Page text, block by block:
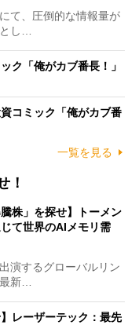
て、圧倒的な情報量が
し…
ク「俺がカブ番長！」
コミック「俺がカブ番
一覧を見る
！
株」を探せ】トーメン
て世界のAIメモリ需
演するグローバルリン
新…
レーザーテック：最先